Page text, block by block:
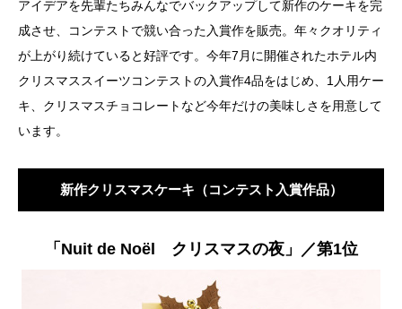
アイデアを先輩たちみんなでバックアップして新作のケーキを完
成させ、コンテストで競い合った入賞作を販売。年々クオリティ
が上がり続けていると好評です。今年7月に開催されたホテル内
クリスマススイーツコンテストの入賞作4品をはじめ、1人用ケー
キ、クリスマスチョコレートなど今年だけの美味しさを用意して
います。
新作クリスマスケーキ（コンテスト入賞作品）
「Nuit de Noël クリスマスの夜」／第1位